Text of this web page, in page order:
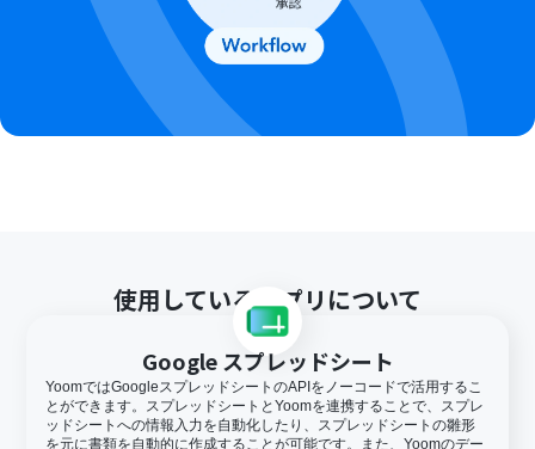
使用しているアプリについて
Google スプレッドシート
YoomではGoogleスプレッドシートのAPIをノーコードで活用するこ
とができます。スプレッドシートとYoomを連携することで、スプレ
ッドシートへの情報入力を自動化したり、スプレッドシートの雛形
を元に書類を自動的に作成することが可能です。また、Yoomのデー